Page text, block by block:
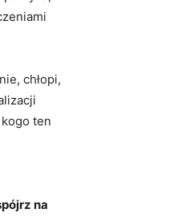
chłopi,
ten
na